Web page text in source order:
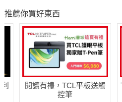
推薦你買好東西
閱讀有禮，TCL平板送觸
控筆